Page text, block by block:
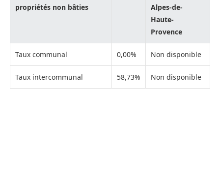
propriétés non bâties
Alpes-de-
Haute-
Provence
Taux communal 0,00% Non disponible
Taux intercommunal 58,73% Non disponible